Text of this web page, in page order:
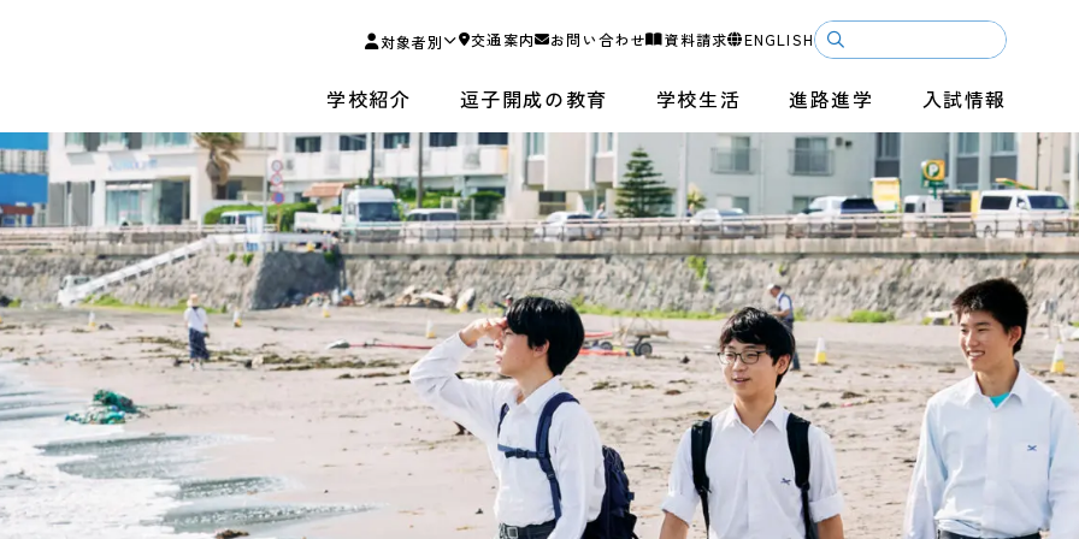
学校紹介 逗子開成の教育 学校生活 進路進学 入試情報
対象者別 交通案内 お問い合わせ 資料請求 ENGLISH